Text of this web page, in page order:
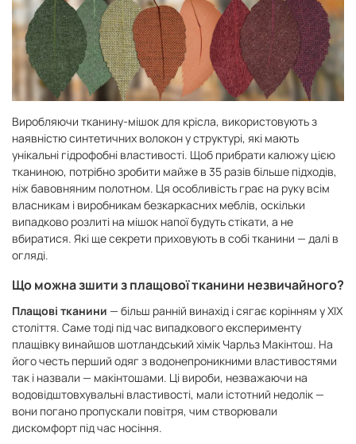
Виробляючи тканину-мішок для крісла, використовують з
наявністю синтетичних волокон у структурі, які мають
унікальні гідрофобні властивості. Щоб прибрати калюжу цією
тканиною, потрібно зробити майже в 35 разів більше підходів,
ніж бавовняним полотном. Ця особливість грає на руку всім
власникам і виробникам безкаркасних меблів, оскільки
випадково розлиті на мішок напої будуть стікати, а не
вбиратися. Які ще секрети приховують в собі тканини — далі в
огляді.
Що можна зшити з плащової тканини незвичайного?
Плащові тканини — більш ранній винахід і сягає корінням у XIX
століття. Саме тоді під час випадкового експерименту
плащівку винайшов шотландський хімік Чарльз Макінтош. На
його честь перший одяг з водонепроникними властивостями
так і назвали — макінтошами. Ці вироби, незважаючи на
водовідштовхувальні властивості, мали істотний недолік —
вони погано пропускали повітря, чим створювали
дискомфорт під час носіння.